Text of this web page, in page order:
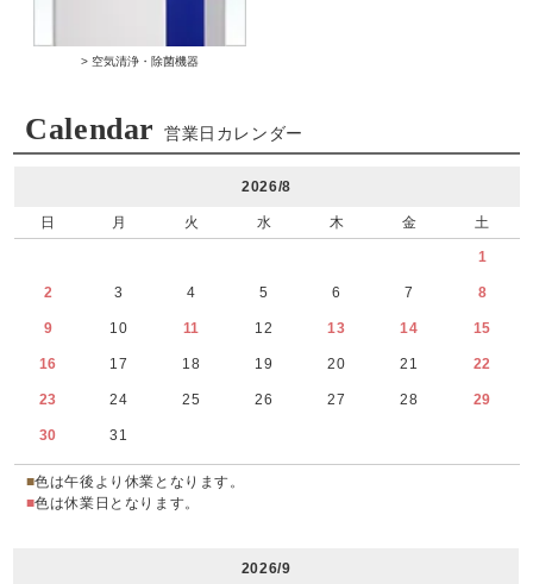
> 空気清浄・除菌機器
Calendar 営業日カレンダー
2026/8
日 月 火 水 木 金 土
1
2 3 4 5 6 7 8
9 10 11 12 13 14 15
16 17 18 19 20 21 22
23 24 25 26 27 28 29
30 31
■色は午後より休業となります。
■色は休業日となります。
2026/9